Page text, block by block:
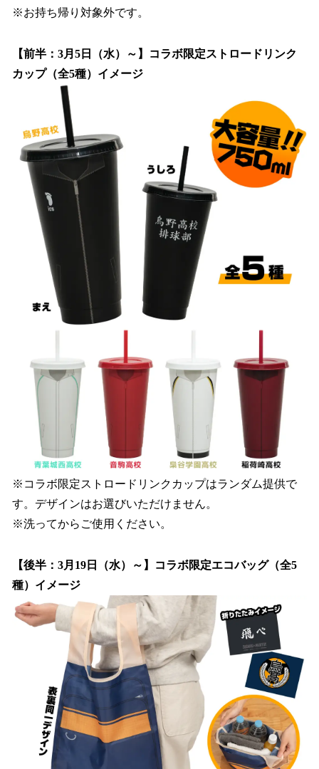
※お持ち帰り対象外です。
【前半：3月5日（水）～】コラボ限定ストロードリンク
カップ（全5種）イメージ
※コラボ限定ストロードリンクカップはランダム提供で
す。デザインはお選びいただけません。
※洗ってからご使用ください。
【後半：3月19日（水）～】コラボ限定エコバッグ（全5
種）イメージ